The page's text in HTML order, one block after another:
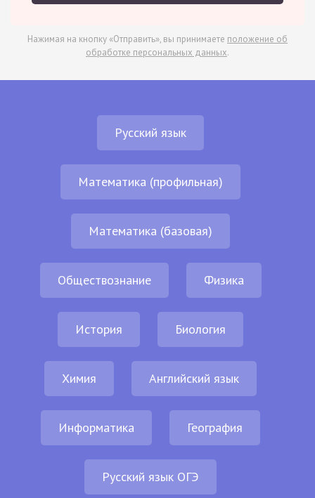
Нажимая на кнопку «Отправить», вы принимаете положение об
обработке персональных данных.
Русский язык
Математика (профильная)
Математика (базовая)
Обществознание Физика
История Биология
Химия Английский язык
Информатика География
Русский язык ОГЭ